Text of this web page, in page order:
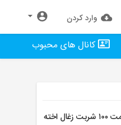
وارد كردن
کانال های محبوب
اخته